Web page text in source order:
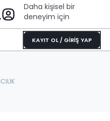
Daha kişisel bir
deneyim için
KAYIT OL / GİRİŞ YAP